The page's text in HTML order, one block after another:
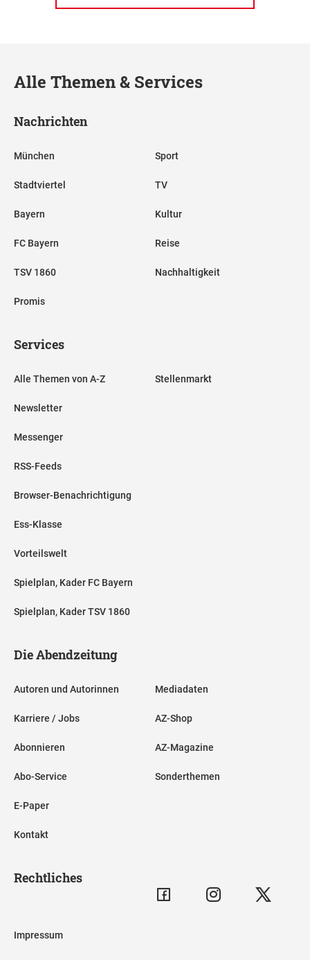
Alle Themen & Services
Nachrichten
München
Stadtviertel
Bayern
FC Bayern
TSV 1860
Promis
Sport
TV
Kultur
Reise
Nachhaltigkeit
Services
Alle Themen von A-Z
Newsletter
Messenger
RSS-Feeds
Browser-Benachrichtigung
Ess-Klasse
Vorteilswelt
Spielplan, Kader FC Bayern
Spielplan, Kader TSV 1860
Stellenmarkt
Die Abendzeitung
Autoren und Autorinnen
Karriere / Jobs
Abonnieren
Abo-Service
E-Paper
Kontakt
Mediadaten
AZ-Shop
AZ-Magazine
Sonderthemen
Rechtliches
Impressum